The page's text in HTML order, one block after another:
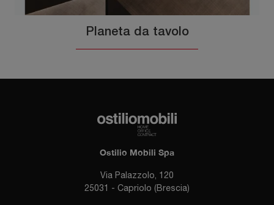
Planeta da tavolo
Ostilio Mobili Spa
Via Palazzolo, 120
25031 - Capriolo (Brescia)